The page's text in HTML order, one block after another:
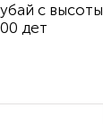
с высоты
дет